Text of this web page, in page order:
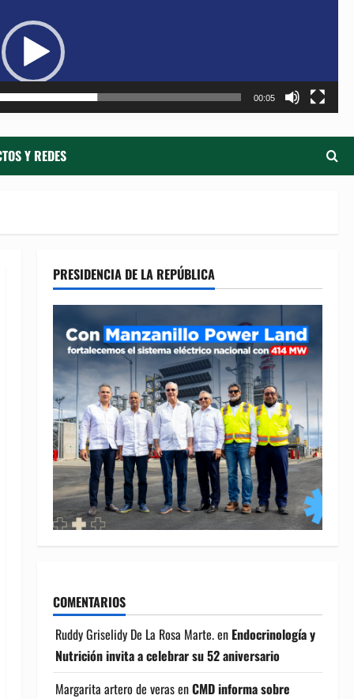
00:05
Y REDES
PRESIDENCIA DE LA REPÚBLICA
COMENTARIOS
Ruddy Griselidy De La Rosa Marte.en Endocrinología y
Nutrición invita a celebrar su 52 aniversario
Margarita artero de verasenCMD informa sobre